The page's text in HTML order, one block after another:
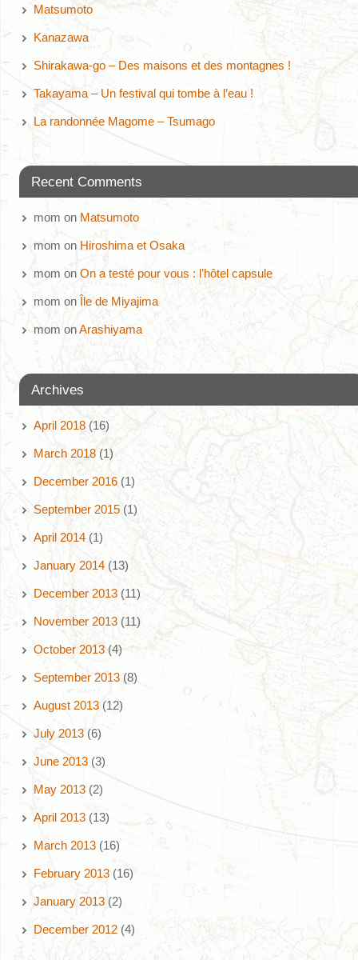
Matsumoto
Kanazawa
Shirakawa-go – Des maisons et des montagnes !
Takayama – Un festival qui tombe à l’eau !
La randonnée Magome – Tsumago
Recent Comments
mom on Matsumoto
mom on Hiroshima et Osaka
mom on On a testé pour vous : l’hôtel capsule
mom on Île de Miyajima
mom onArashiyama
Archives
April 2018(16)
March 2018(1)
December 2016(1)
September 2015(1)
April 2014(1)
January 2014(13)
December 2013(11)
November 2013(11)
October 2013(4)
September 2013(8)
August 2013(12)
July 2013(6)
June 2013(3)
May 2013(2)
April 2013(13)
March 2013(16)
February 2013(16)
January 2013(2)
December 2012(4)